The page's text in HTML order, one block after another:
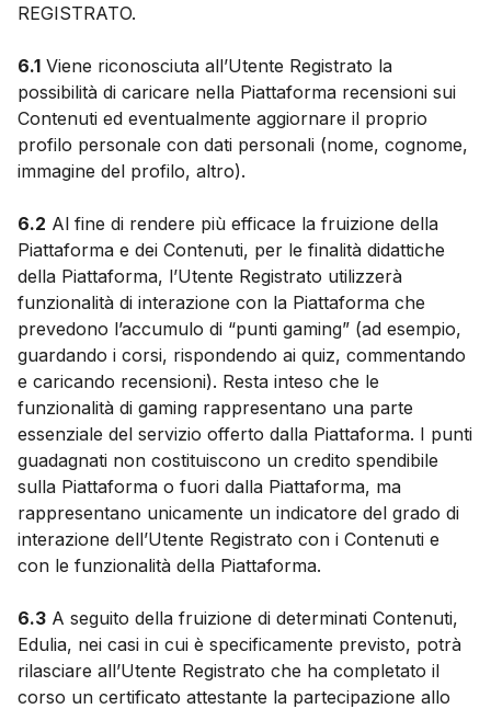
REGISTRATO.
6.1 Viene riconosciuta all’Utente Registrato la
possibilità di caricare nella Piattaforma recensioni sui
Contenuti ed eventualmente aggiornare il proprio
profilo personale con dati personali (nome, cognome,
immagine del profilo, altro).
6.2 Al fine di rendere più efficace la fruizione della
Piattaforma e dei Contenuti, per le finalità didattiche
della Piattaforma, l’Utente Registrato utilizzerà
funzionalità di interazione con la Piattaforma che
prevedono l’accumulo di “punti gaming” (ad esempio,
guardando i corsi, rispondendo ai quiz, commentando
e caricando recensioni). Resta inteso che le
funzionalità di gaming rappresentano una parte
essenziale del servizio offerto dalla Piattaforma. I punti
guadagnati non costituiscono un credito spendibile
sulla Piattaforma o fuori dalla Piattaforma, ma
rappresentano unicamente un indicatore del grado di
interazione dell’Utente Registrato con i Contenuti e
con le funzionalità della Piattaforma.
6.3 A seguito della fruizione di determinati Contenuti,
Edulia, nei casi in cui è specificamente previsto, potrà
rilasciare all’Utente Registrato che ha completato il
corso un certificato attestante la partecipazione allo